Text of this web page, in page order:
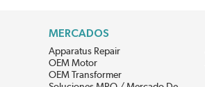
MERCADOS
Apparatus Repair
OEM Motor
OEM Transformer